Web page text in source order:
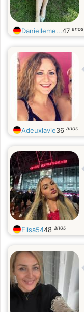
Danielleme...47 anos
Adeuxlavie36 anos
Elisa5448 anos